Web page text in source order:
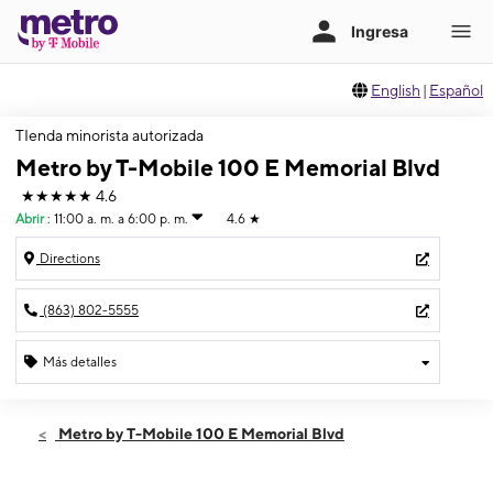
English | Español
TIenda minorista autorizada
Metro by T-Mobile 100 E Memorial Blvd
★★★★★ 4.6
Abrir : 11:00 a. m. a 6:00 p. m. 4.6 ★
Directions
(863) 802-5555
Más detalles
Domingo:11:00 a. m. a 6:00 p. m.
Metro by T-Mobile 100 E Memorial Blvd